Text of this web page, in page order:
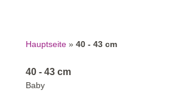
Hauptseite» 40 - 43 cm
40 - 43 cm
Baby